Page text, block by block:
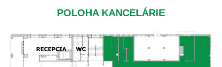
POLOHA KANCELÁRIE